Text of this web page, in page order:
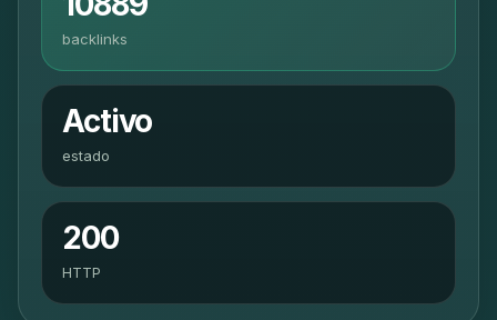
backlinks
Activo
estado
200
HTTP